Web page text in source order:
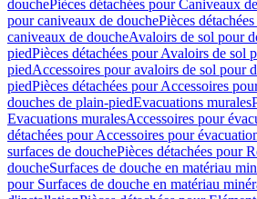
douchePièces détachées pour Caniveaux
pour caniveaux de douchePièces
caniveaux de doucheAvaloirs de sol pour
piedPièces détachées pour Avaloirs de sol
piedAccessoires pour avaloirs de sol pour
piedPièces détachées pour Accessoires
douches de plain-piedEvacuations murales
Evacuations muralesAccessoires pour
détachées pour Accessoires pour
surfaces de douchePièces détachées pour
doucheSurfaces de douche en matériau
pour Surfaces de douche en matériau